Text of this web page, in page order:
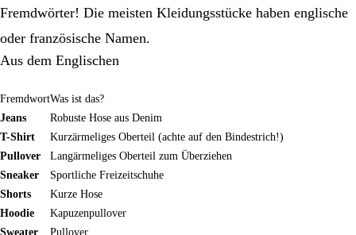
Fremdwörter! Die meisten Kleidungsstücke haben englische
oder französische Namen.
Aus dem Englischen
FremdwortWas ist das?
Jeans
Robuste Hose aus Denim
T-Shirt
Kurzärmeliges Oberteil (achte auf den Bindestrich!)
Pullover
Langärmeliges Oberteil zum Überziehen
Sneaker
Sportliche Freizeitschuhe
Shorts
Kurze Hose
Hoodie
Kapuzenpullover
Sweater
Pullover